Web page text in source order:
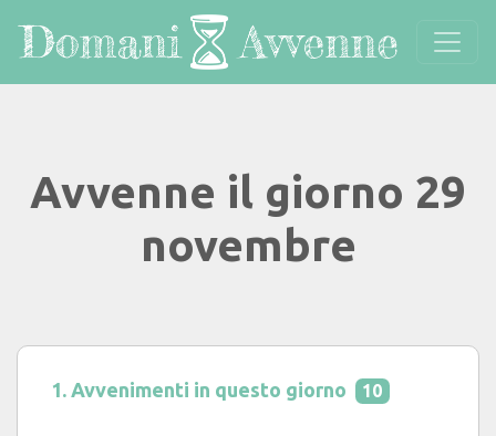
Avvenne il giorno 29
novembre
Avvenimenti in questo giorno 10